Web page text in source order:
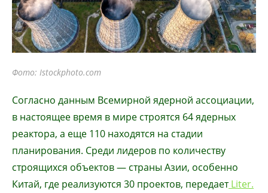
Фото: Istockphoto.com
Согласно данным Всемирной ядерной ассоциации,
в настоящее время в мире строятся 64 ядерных
реактора, а еще 110 находятся на стадии
планирования. Среди лидеров по количеству
строящихся объектов — страны Азии, особенно
Китай, где реализуются 30 проектов, передаетLiter.